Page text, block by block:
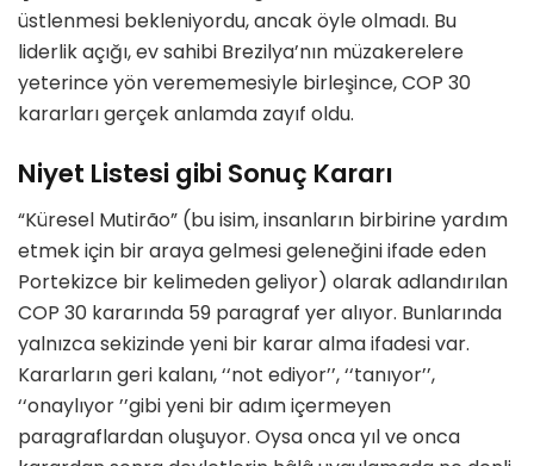
üstlenmesi bekleniyordu, ancaköyle olmadı. Bu
liderlik açığı, ev sahibi Brezilya’nın müzakerelere
yeterince yön verememesiyle birleşince, COP 30
kararları gerçek anlamda zayıf oldu.
Niyet Listesi gibi Sonuç Kararı
“Küresel Mutirão” (bu isim, insanların birbirine yardım
etmek için bir araya gelmesi geleneğini ifade eden
Portekizce bir kelimeden geliyor) olarak adlandırılan
COP 30 kararında 59 paragraf yer alıyor. Bunlarında
yalnızca sekizinde yeni bir karar alma ifadesi var.
Kararların geri kalanı,‘‘not ediyor’’,‘‘tanıyor’’,
‘‘onaylıyor’’gibi yeni bir adım içermeyen
paragraflardan oluşuyor. Oysa onca yıl ve onca